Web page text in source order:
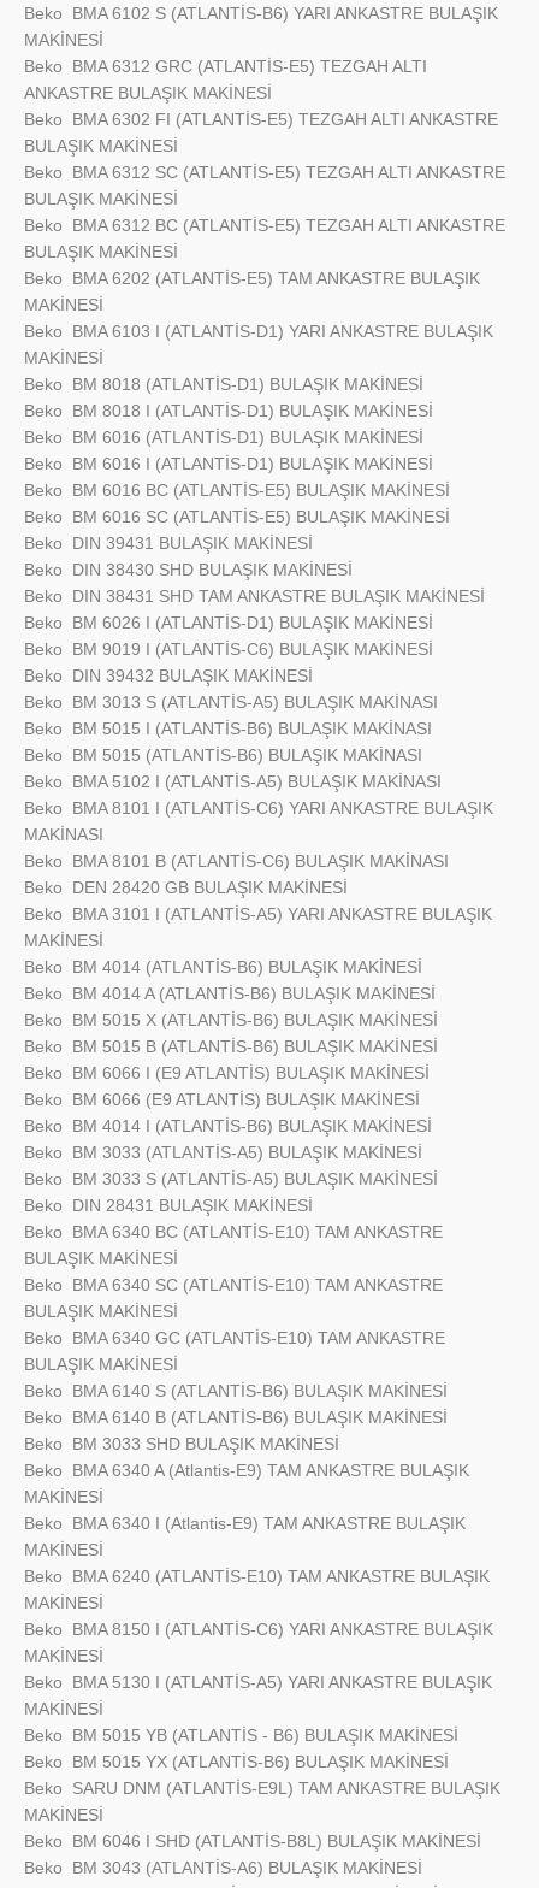
Beko
BMA 6102 S (ATLANTİS-B6) YARI ANKASTRE BULAŞIK
MAKİNESİ
Beko
BMA 6312 GRC (ATLANTİS-E5) TEZGAH ALTI
ANKASTRE BULAŞIK MAKİNESİ
Beko
BMA 6302 FI (ATLANTİS-E5) TEZGAH ALTI ANKASTRE
BULAŞIK MAKİNESİ
Beko
BMA 6312 SC (ATLANTİS-E5) TEZGAH ALTI ANKASTRE
BULAŞIK MAKİNESİ
Beko
BMA 6312 BC (ATLANTİS-E5) TEZGAH ALTI ANKASTRE
BULAŞIK MAKİNESİ
Beko
BMA 6202 (ATLANTİS-E5) TAM ANKASTRE BULAŞIK
MAKİNESİ
Beko
BMA 6103 I (ATLANTİS-D1) YARI ANKASTRE BULAŞIK
MAKİNESİ
Beko
BM 8018 (ATLANTİS-D1) BULAŞIK MAKİNESİ
Beko
BM 8018 I (ATLANTİS-D1) BULAŞIK MAKİNESİ
Beko
BM 6016 (ATLANTİS-D1) BULAŞIK MAKİNESİ
Beko
BM 6016 I (ATLANTİS-D1) BULAŞIK MAKİNESİ
Beko
BM 6016 BC (ATLANTİS-E5) BULAŞIK MAKİNESİ
Beko
BM 6016 SC (ATLANTİS-E5) BULAŞIK MAKİNESİ
Beko
DIN 39431 BULAŞIK MAKİNESİ
Beko
DIN 38430 SHD BULAŞIK MAKİNESİ
Beko
DIN 38431 SHD TAM ANKASTRE BULAŞIK MAKİNESİ
Beko
BM 6026 I (ATLANTİS-D1) BULAŞIK MAKİNESİ
Beko
BM 9019 I (ATLANTİS-C6) BULAŞIK MAKİNESİ
Beko
DIN 39432 BULAŞIK MAKİNESİ
Beko
BM 3013 S (ATLANTİS-A5) BULAŞIK MAKİNASI
Beko
BM 5015 I (ATLANTİS-B6) BULAŞIK MAKİNASI
Beko
BM 5015 (ATLANTİS-B6) BULAŞIK MAKİNASI
Beko
BMA 5102 I (ATLANTİS-A5) BULAŞIK MAKİNASI
Beko
BMA 8101 I (ATLANTİS-C6) YARI ANKASTRE BULAŞIK
MAKİNASI
Beko
BMA 8101 B (ATLANTİS-C6) BULAŞIK MAKİNASI
Beko
DEN 28420 GB BULAŞIK MAKİNESİ
Beko
BMA 3101 I (ATLANTİS-A5) YARI ANKASTRE BULAŞIK
MAKİNESİ
Beko
BM 4014 (ATLANTİS-B6) BULAŞIK MAKİNESİ
Beko
BM 4014 A (ATLANTİS-B6) BULAŞIK MAKİNESİ
Beko
BM 5015 X (ATLANTİS-B6) BULAŞIK MAKİNESİ
Beko
BM 5015 B (ATLANTİS-B6) BULAŞIK MAKİNESİ
Beko
BM 6066 I (E9 ATLANTİS) BULAŞIK MAKİNESİ
Beko
BM 6066 (E9 ATLANTİS) BULAŞIK MAKİNESİ
Beko
BM 4014 I (ATLANTİS-B6) BULAŞIK MAKİNESİ
Beko
BM 3033 (ATLANTİS-A5) BULAŞIK MAKİNESİ
Beko
BM 3033 S (ATLANTİS-A5) BULAŞIK MAKİNESİ
Beko
DIN 28431 BULAŞIK MAKİNESİ
Beko
BMA 6340 BC (ATLANTİS-E10) TAM ANKASTRE
BULAŞIK MAKİNESİ
Beko
BMA 6340 SC (ATLANTİS-E10) TAM ANKASTRE
BULAŞIK MAKİNESİ
Beko
BMA 6340 GC (ATLANTİS-E10) TAM ANKASTRE
BULAŞIK MAKİNESİ
Beko
BMA 6140 S (ATLANTİS-B6) BULAŞIK MAKİNESİ
Beko
BMA 6140 B (ATLANTİS-B6) BULAŞIK MAKİNESİ
Beko
BM 3033 SHD BULAŞIK MAKİNESİ
Beko
BMA 6340 A (Atlantis-E9) TAM ANKASTRE BULAŞIK
MAKİNESİ
Beko
BMA 6340 I (Atlantis-E9) TAM ANKASTRE BULAŞIK
MAKİNESİ
Beko
BMA 6240 (ATLANTİS-E10) TAM ANKASTRE BULAŞIK
MAKİNESİ
Beko
BMA 8150 I (ATLANTİS-C6) YARI ANKASTRE BULAŞIK
MAKİNESİ
Beko
BMA 5130 I (ATLANTİS-A5) YARI ANKASTRE BULAŞIK
MAKİNESİ
Beko
BM 5015 YB (ATLANTİS - B6) BULAŞIK MAKİNESİ
Beko
BM 5015 YX (ATLANTİS-B6) BULAŞIK MAKİNESİ
Beko
SARU DNM (ATLANTİS-E9L) TAM ANKASTRE BULAŞIK
MAKİNESİ
Beko
BM 6046 I SHD (ATLANTİS-B8L) BULAŞIK MAKİNESİ
Beko
BM 3043 (ATLANTİS-A6) BULAŞIK MAKİNESİ